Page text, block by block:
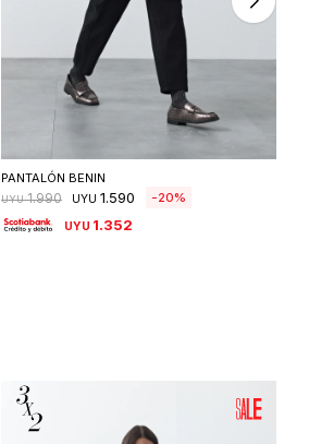
Seleccionar talle
PANTALÓN BENIN
UYU 1.990 UYU 1.590 20
UYU 1.352